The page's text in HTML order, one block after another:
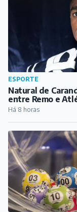
ESPORTE
Natural de
entre Remo e
Há 8 horas